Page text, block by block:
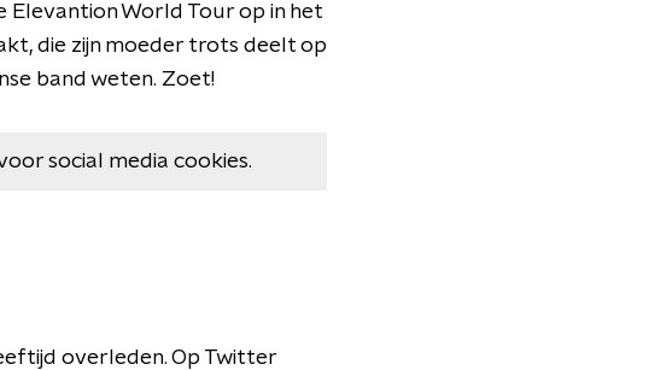
Elevantion World Tour op in het
die zijn moeder trots deelt op
band weten. Zoet!
social media cookies.
overleden. Op Twitter